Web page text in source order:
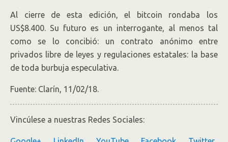
Al cierre de esta edición, el bitcoin rondaba los
US$8.400. Su futuro es un interrogante, al menos tal
como se lo concibió: un contrato anónimo entre
privados libre de leyes y regulaciones estatales: la base
de toda burbuja especulativa.
Fuente: Clarín, 11/02/18.
Vincúlese a nuestras Redes Sociales: